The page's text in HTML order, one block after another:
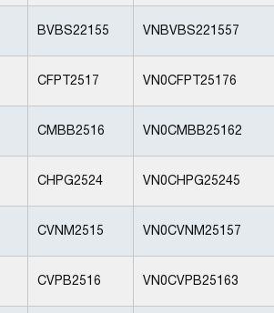
BVBS22155 VNBVBS221557
CFPT2517 VN0CFPT25176
CMBB2516 VN0CMBB25162
CHPG2524 VN0CHPG25245
CVNM2515 VN0CVNM25157
CVPB2516 VN0CVPB25163